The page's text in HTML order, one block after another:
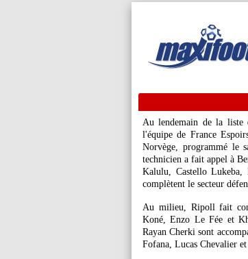
Au lendemain de la liste
l'équipe de France
Norvège, programmé le
technicien a fait appel à
Kalulu, Castello Lukeba,
complètent le secteur
Au milieu, Ripoll fait
Koné, Enzo Le Fée et
Rayan Cherki sont
Fofana, Lucas Chevalier